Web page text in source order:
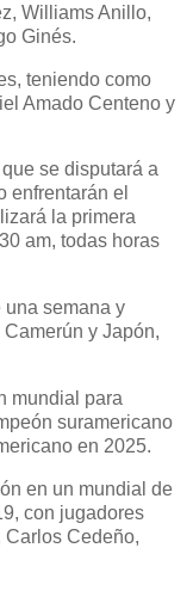
Williams Anillo,
Ginés.
teniendo como
Amado Centeno y
se disputará a
enfrentarán el
la primera
am, todas horas
una semana y
y Japón,
mundial para
suramericano
en 2025.
en un mundial de
con jugadores
Carlos Cedeño,